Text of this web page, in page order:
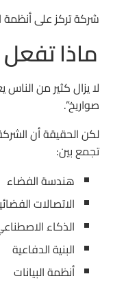
شركة تركز على أنظمة
ماذا
لا يزال كثير من
صواريخ”.
لكن الحقيقة أن
تجمع بين:
هندسة الفضاء
الاتصالات
الذكاء
البنية الدفاعية
أنظمة البيانات